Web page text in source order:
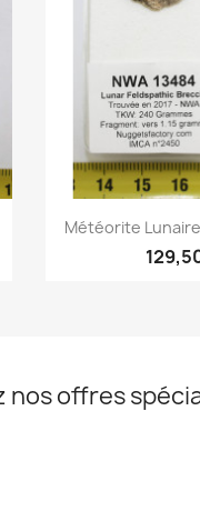

Météorite Lunaire
nos offres